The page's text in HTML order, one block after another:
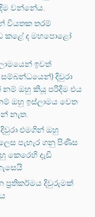
වන්නේය.
වියතක තරම්
කළේ ද මහපොළෝ
ඉවත්
දිවුරා
ඔහු කියූ පරිදිම එය
ඔහු ඉස්ලාමය වෙත
නැත.
එමගින් ඔහු
පැහැර ගනු පිණිස
කෙරෙහි දැඩි
ප්‍රතිකර්මය දිවුරුමක්